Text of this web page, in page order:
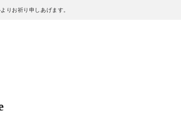
りお祈り申しあげます。